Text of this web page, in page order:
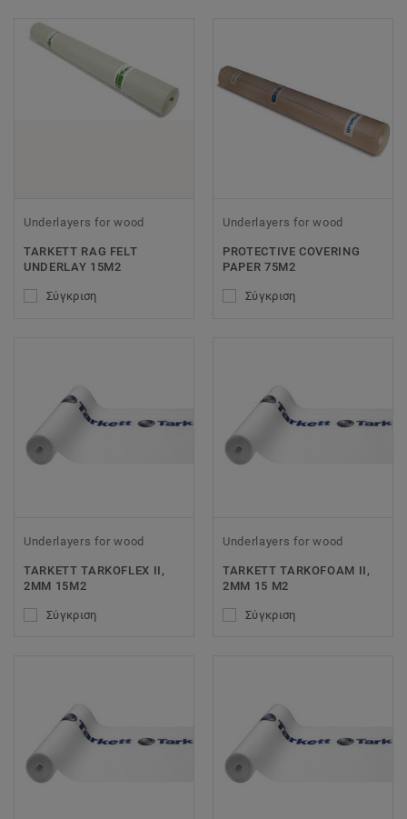
Underlayers for wood
TARKETT RAG FELT
UNDERLAY 15M2
Σύγκριση
Underlayers for wood
PROTECTIVE COVERING
PAPER 75M2
Σύγκριση
Underlayers for wood
TARKETT TARKOFLEX II,
2MM 15M2
Σύγκριση
Underlayers for wood
TARKETT TARKOFOAM II,
2MM 15 M2
Σύγκριση